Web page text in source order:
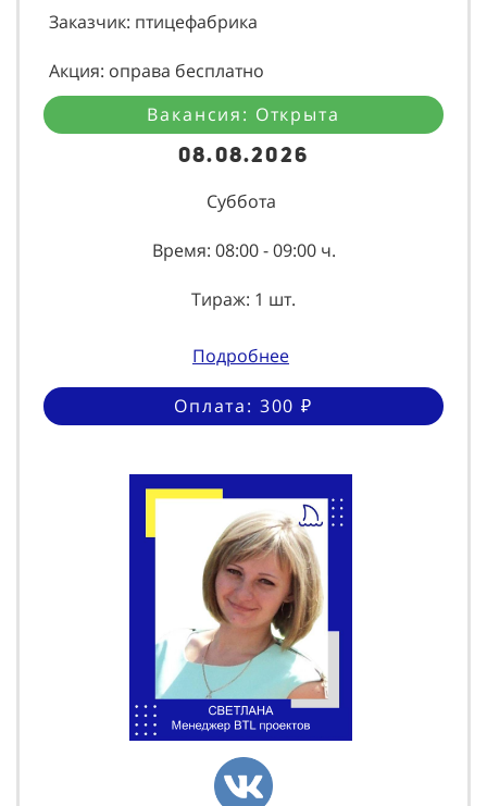
Заказчик: птицефабрика
Акция: оправа бесплатно
Вакансия: Открыта
08.08.2026
Суббота
Время: 08:00 - 09:00 ч.
Тираж: 1 шт.
Подробнее
Оплата: 300 ₽